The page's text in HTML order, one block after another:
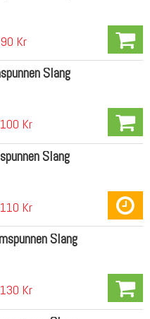
90 Kr
Slang
100 Kr
Slang
110 Kr
Slang
130 Kr